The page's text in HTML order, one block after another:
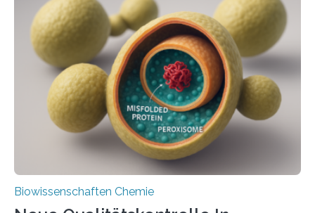
Biowissenschaften Chemie